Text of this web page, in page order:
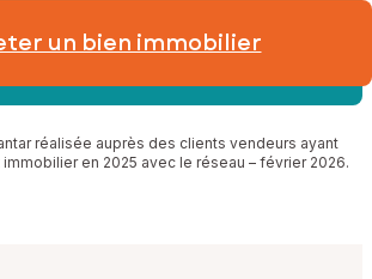
un bien immobilier
réalisée auprès des clients vendeurs ayant
immobilier en 2025 avec le réseau – février 2026.